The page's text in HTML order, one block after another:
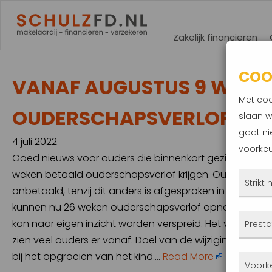
Zakelijk financieren
VANAF AUGUSTUS 9
OUDERSCHAPSVERLOF
4 juli 2022
Goed nieuws voor ouders die binnenkort
weken betaald ouderschapsverlof krijgen.
onbetaald, tenzij dit anders is afgesproken in de CAO
kunnen nu 26 weken ouderschapsverlof opnemen in
kan naar eigen inzicht worden verspreid. Het verlof is
zien veel ouders er vanaf. Doel van de wijziging is het
bij het opgroeien van het kind…. Read More
Met
slaan
gaat
Strikt